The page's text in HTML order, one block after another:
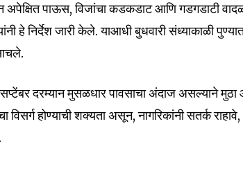
अपेक्षित पाऊस, विजांचा कडकडाट आणि गडगडाटी
हे निर्देश जारी केले. याआधी बुधवारी संध्याकाळी
दरम्यान मुसळधार पावसाचा अंदाज असल्याने मुठा
विसर्ग होण्याची शक्यता असून, नागरिकांनी सतर्क